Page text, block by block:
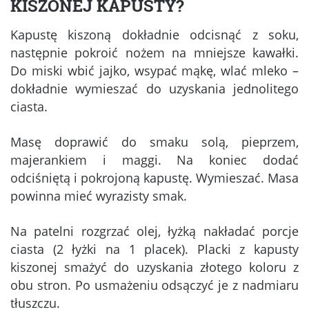
KISZONEJ KAPUSTY?
Kapustę kiszoną dokładnie odcisnąć z soku,
następnie pokroić nożem na mniejsze kawałki.
Do miski wbić jajko, wsypać mąkę, wlać mleko –
dokładnie wymieszać do uzyskania jednolitego
ciasta.
Masę doprawić do smaku solą, pieprzem,
majerankiem i maggi. Na koniec dodać
odciśniętą i pokrojoną kapustę. Wymieszać. Masa
powinna mieć wyrazisty smak.
Na patelni rozgrzać olej, łyżką nakładać porcje
ciasta (2 łyżki na 1 placek). Placki z kapusty
kiszonej smażyć do uzyskania złotego koloru z
obu stron. Po usmażeniu odsączyć je z nadmiaru
tłuszczu.